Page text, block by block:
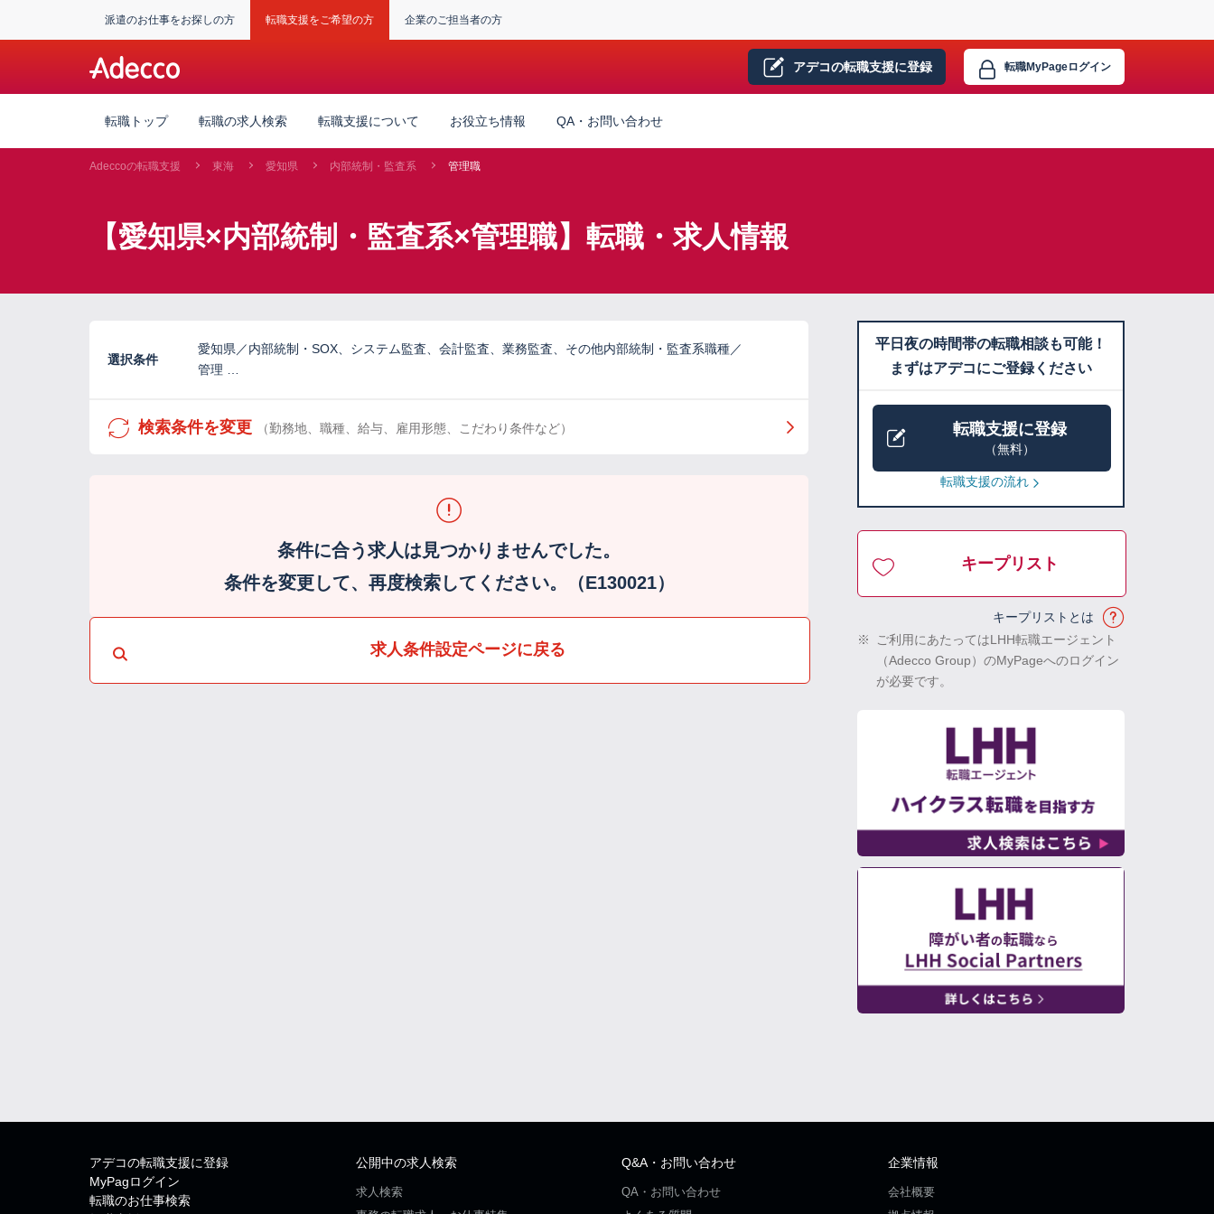
派遣のお仕事をお探しの方 転職支援をご希望の方 企業のご担当者の方
アデコの転職支援に登録 転職MyPageログイン
転職トップ 転職の求人検索 転職支援について お役立ち情報 QA・お問い合わせ
Adeccoの転職支援 東海 愛知県 内部統制・監査系 管理職
【愛知県×内部統制・監査系×管理職】転職・求人情報
選択条件
愛知県／内部統制・SOX、システム監査、会計監査、業務監査、その他内部統制・監査系職種／
管理 …
検索条件を変更 （勤務地、職種、給与、雇用形態、こだわり条件など）
条件に合う求人は見つかりませんでした。
条件を変更して、再度検索してください。（E130021）
求人条件設定ページに戻る
平日夜の時間帯の転職相談も可能！
まずはアデコにご登録ください
転職支援に登録
（無料）
転職支援の流れ
キープリスト
キープリストとは
※
ご利用にあたってはLHH転職エージェント
（Adecco Group）のMyPageへのログイン
が必要です。
アデコの転職支援に登録
MyPagログイン
転職のお仕事検索
公開中の求人検索
求人検索
Q&A・お問い合わせ
QA・お問い合わせ
企業情報
会社概要